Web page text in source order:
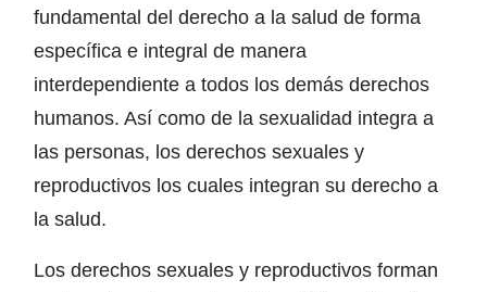
fundamental del derecho a la salud de forma
específica e integral de manera
interdependiente a todos los demás derechos
humanos. Así como de la sexualidad integra a
las personas, los derechos sexuales y
reproductivos los cuales integran su derecho a
la salud.
Los derechos sexuales y reproductivos forman